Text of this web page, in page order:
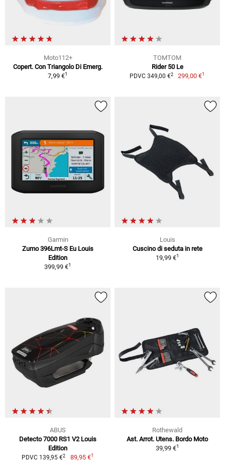
Moto112+
Copert. Con Triangolo Di Emerg.
7,99 €1
TOMTOM
Rider 50 Le
PDVC 349,00 €2 299,00 €1
Garmin
Zumo 396Lmt-S Eu Louis
Edition
399,99 €1
Louis
Cuscino di seduta in rete
19,99 €1
ABUS
Detecto 7000 RS1 V2 Louis
Edition
PDVC 139,95 €2 89,95 €1
Rothewald
Ast. Arrot. Utens. Bordo Moto
39,99 €1